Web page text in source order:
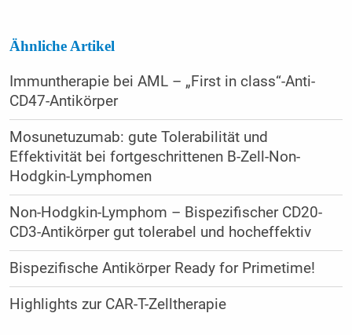
Ähnliche Artikel
Immuntherapie bei AML – „First in class“-Anti-
CD47-Antikörper
Mosunetuzumab: gute Tolerabilität und
Effektivität bei fortgeschrittenen B-Zell-Non-
Hodgkin-Lymphomen
Non-Hodgkin-Lymphom – Bispezifischer CD20-
CD3-Antikörper gut tolerabel und hocheffektiv
Bispezifische Antikörper Ready for Primetime!
Highlights zur CAR-T-Zelltherapie